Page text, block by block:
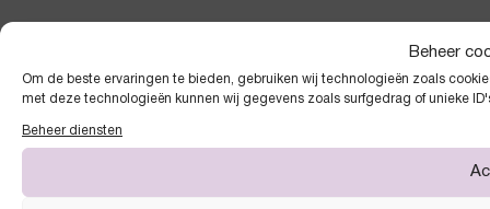
Beheer
Om de beste ervaringen te bieden, gebruiken wij technologieën zoals
met deze technologieën kunnen wij gegevens zoals surfgedrag of unieke
Beheer diensten